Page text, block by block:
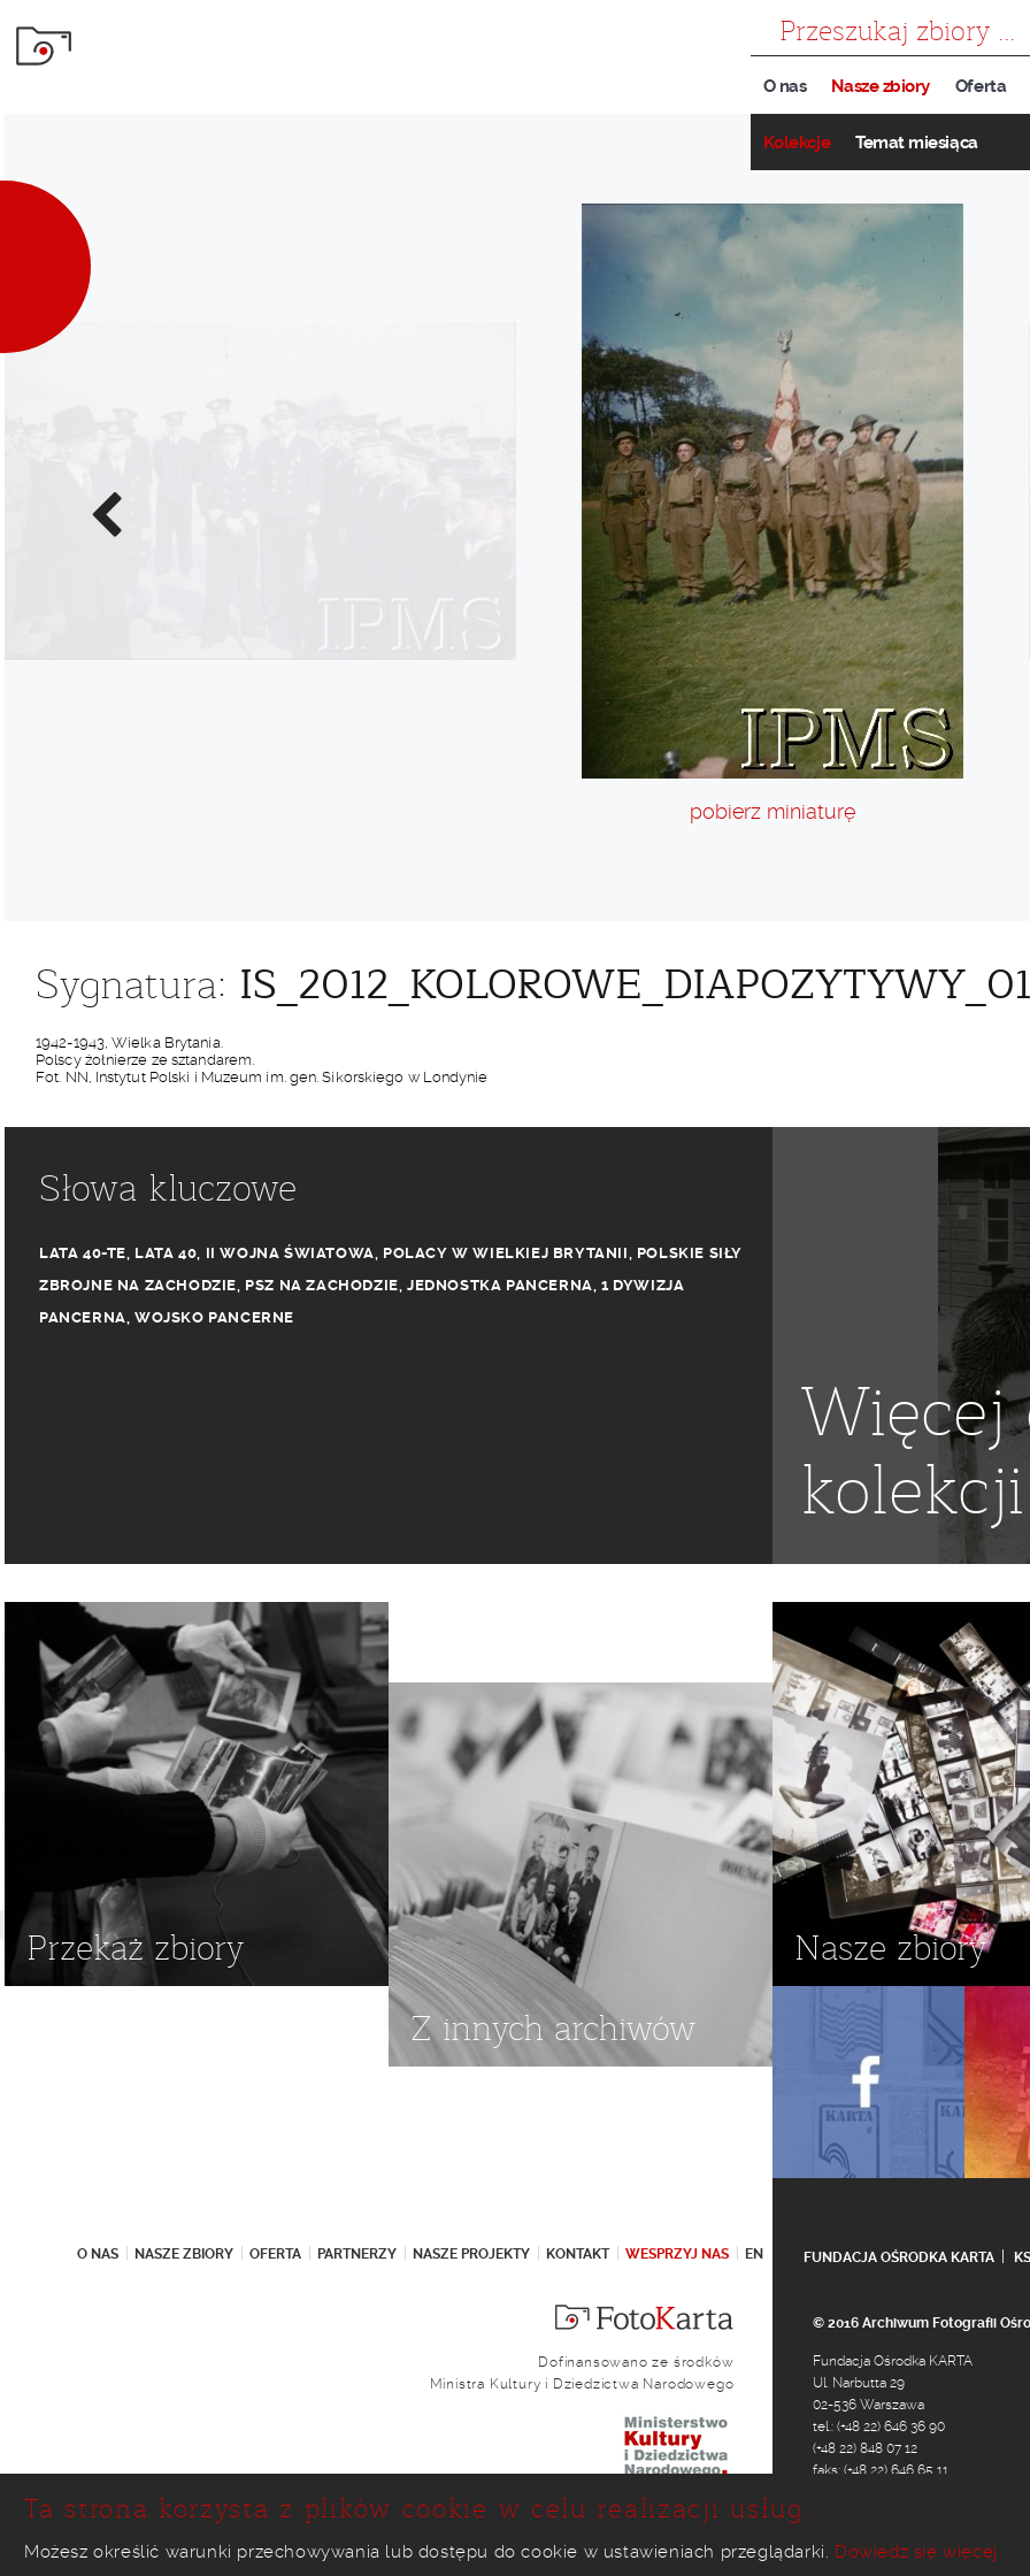
O nas Nasze zbiory
Kolekcje Temat miesiąca
Oferta
Poprzednie
zdjęcie
pobierz miniaturę
Sygnatura:
1942-1943, Wielka Brytania.
Polscy żołnierze ze sztandarem.
Fot. NN, Instytut Polski i Muzeum im. gen. Sikorskiego w Londynie
Słowa kluczowe
LATA 40-TE, LATA 40, II WOJNA ŚWIATOWA, POLACY W WIELKIEJ BRYTANII, POLSKIE SIŁY
ZBROJNE NA ZACHODZIE, PSZ NA ZACHODZIE,JEDNOSTKA PANCERNA,1 DYWIZJA
PANCERNA,WOJSKO PANCERNE
Więcej
kolekcji
Przekaż zbiory
Z innych archiwów
Nasze zbiory
O NAS NASZE ZBIORY OFERTA PARTNERZY NASZE PROJEKTY KONTAKT WESPRZYJ NAS EN FUNDACJA OŚRODKA KARTA
Dofinansowano ze środków
Ministra Kultury i Dziedzictwa Narodowego
© 2016 Archiwum Fotografii
Fundacja Ośrodka KARTA
Ul. Narbutta 29
02-536 Warszawa
tel.: (+48 22) 646 36 90
(+48 22) 848 07 12
faks: (+48 22) 646 65 11
Ta strona korzysta z plików cookie w celu realizacji usług.
Możesz określić warunki przechowywania lub dostępu do cookie w ustawieniach przeglądarki. Dowiedz się więcej